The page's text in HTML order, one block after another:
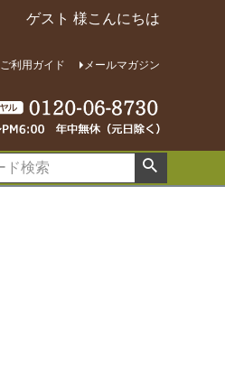
ご利用ガイド メールマガジン
ゲスト 様こんにちは